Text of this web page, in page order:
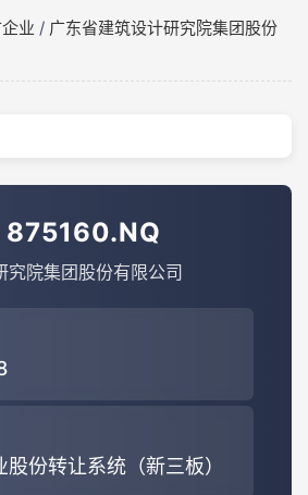
企业 / 广东省建筑设计研究院集团股份
875160.NQ
究院集团股份有限公司
份转让系统（新三板）